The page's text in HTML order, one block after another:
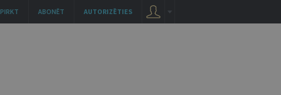
AUTORIZĒTIES
ABONĒT
PIRKT